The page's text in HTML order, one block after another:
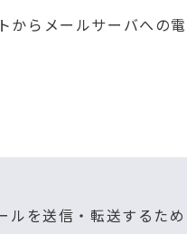
からメールサーバへの
ルを送信・転送するた